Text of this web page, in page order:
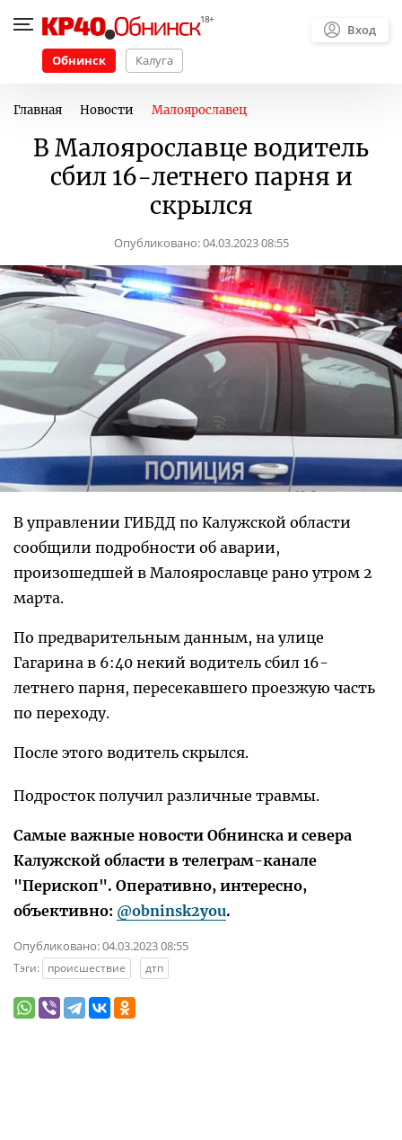
Обнинск Калуга
Вход
Главная Новости Малоярославец
В Малоярославце водитель
сбил 16-летнего парня и
скрылся
Опубликовано:04.03.2023 08:55
В управлении ГИБДД по Калужской области
сообщили подробности об аварии,
произошедшей в Малоярославце рано утром 2
марта.
По предварительным данным, на улице
Гагарина в 6:40 некий водитель сбил 16-
летнего парня, пересекавшего проезжую часть
по переходу.
После этого водитель скрылся.
Подросток получил различные травмы.
Самые важные новости Обнинска и севера
Калужской области в телеграм-канале
"Перископ". Оперативно, интересно,
объективно: @obninsk2you.
Опубликовано:04.03.2023 08:55
Тэги: происшествие дтп